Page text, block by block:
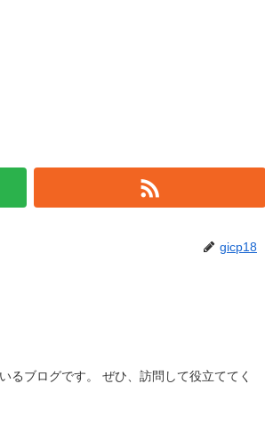
gicp18
るブログです。 ぜひ、訪問して役立ててく